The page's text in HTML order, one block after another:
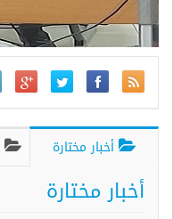
أخبار مختارة
أخبار مختارة